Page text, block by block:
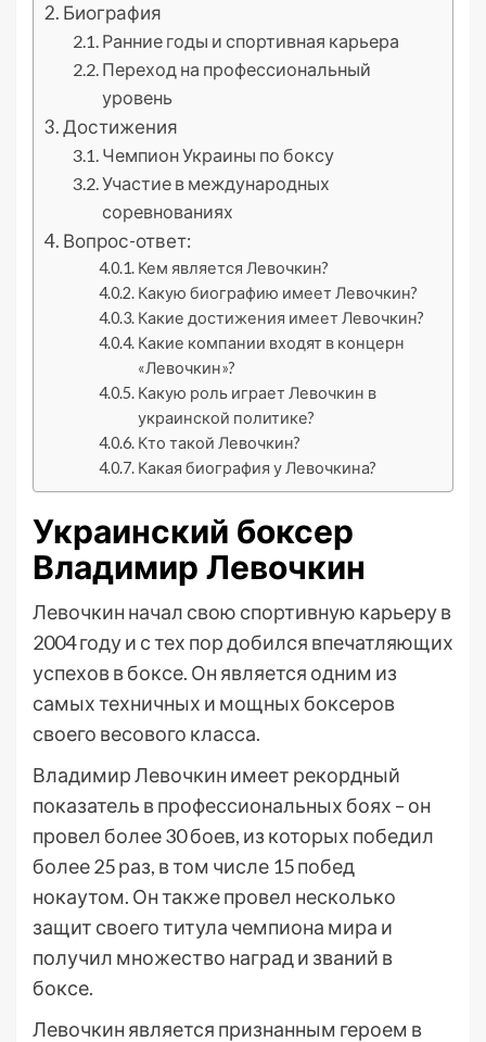
Биография
Ранние годы и спортивная карьера
Переход на профессиональный
уровень
Достижения
Чемпион Украины по боксу
Участие в международных
соревнованиях
Вопрос-ответ:
Кем является Левочкин?
Какую биографию имеет Левочкин?
Какие достижения имеет Левочкин?
Какие компании входят в концерн
«Левочкин»?
Какую роль играет Левочкин в
украинской политике?
Кто такой Левочкин?
Какая биография у Левочкина?
Украинский боксер
Владимир Левочкин
Левочкин начал свою спортивную карьеру в
2004 году и с тех пор добился впечатляющих
успехов в боксе. Он является одним из
самых техничных и мощных боксеров
своего весового класса.
Владимир Левочкин имеет рекордный
показатель в профессиональных боях – он
провел более 30 боев, из которых победил
более 25 раз, в том числе 15 побед
нокаутом. Он также провел несколько
защит своего титула чемпиона мира и
получил множество наград и званий в
боксе.
Левочкин является признанным героем в